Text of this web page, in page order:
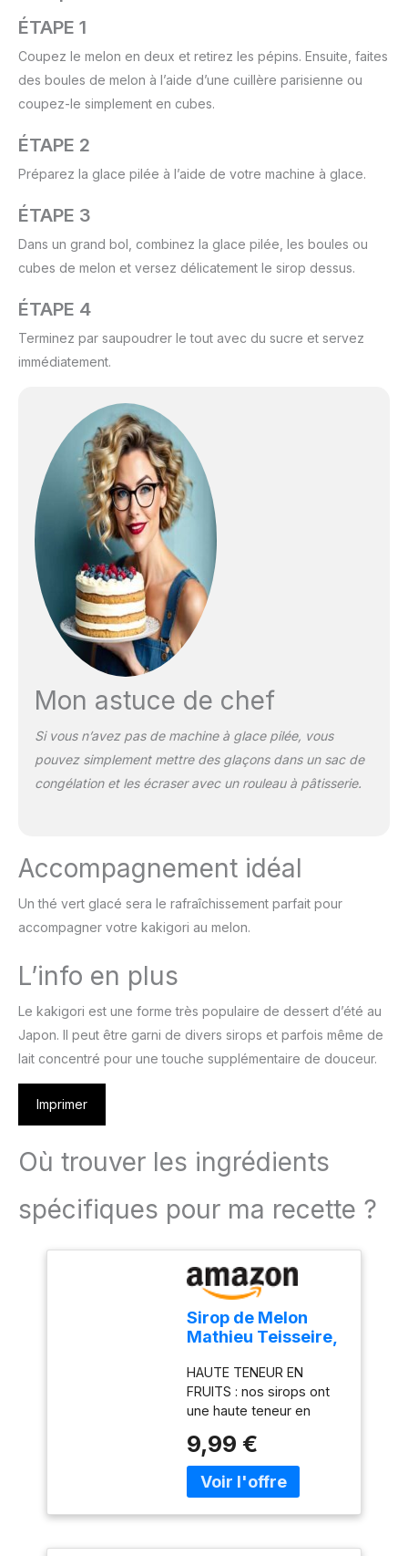
ÉTAPE 1
Coupez le melon en deux et retirez les pépins. Ensuite, faites
des boules de melon à l’aide d’une cuillère parisienne ou
coupez-le simplement en cubes.
ÉTAPE 2
Préparez la glace pilée à l’aide de votre machine à glace.
ÉTAPE 3
Dans un grand bol, combinez la glace pilée, les boules ou
cubes de melon et versez délicatement le sirop dessus.
ÉTAPE 4
Terminez par saupoudrer le tout avec du sucre et servez
immédiatement.
Mon astuce de chef
Si vous n’avez pas de machine à glace pilée, vous
pouvez simplement mettre des glaçons dans un sac de
congélation et les écraser avec un rouleau à pâtisserie.
Accompagnement idéal
Un thé vert glacé sera le rafraîchissement parfait pour
accompagner votre kakigori au melon.
L’info en plus
Le kakigori est une forme très populaire de dessert d’été au
Japon. Il peut être garni de divers sirops et parfois même de
lait concentré pour une touche supplémentaire de douceur.
Imprimer
Où trouver les ingrédients
spécifiques pour ma recette ?
Sirop de Melon
Mathieu Teisseire,
sodas, cocktails
avec ou sans
alcool, milk-
shakes, smoothies,
bouteille de 70cl
HAUTE TENEUR EN
FRUITS : nos sirops ont
une haute teneur en
minimum réglementaire,
pour apporter de la
profondeur et un goût
DES PROFESSIONNELS :
9,99 €